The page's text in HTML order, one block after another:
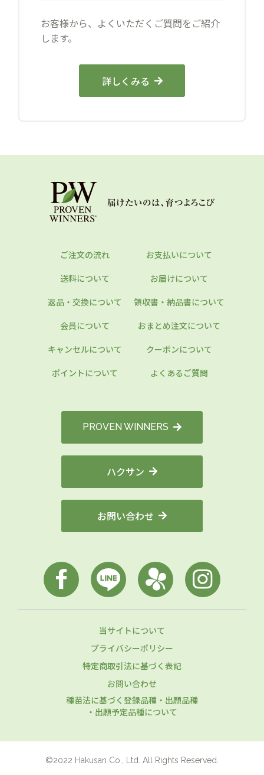
お客様から、よくいただくご質問をご紹介
します。
詳しくみる
ご注文の流れ
お支払いについて
送料について
お届けについて
返品・交換について
領収書・納品書について
会員について
おまとめ注文について
キャンセルについて
クーポンについて
ポイントについて
よくあるご質問
PROVEN WINNERS
ハクサン
お問い合わせ
当サイトについて
プライバシーポリシー
特定商取引法に基づく表記
お問い合わせ
種苗法に基づく登録品種・出願品種
・出願予定品種について
©2022 Hakusan Co., Ltd. All Rights Reserved.